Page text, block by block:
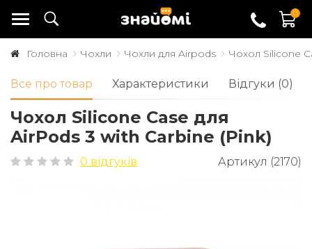
0
Головна Чохли Чохли для Airpods Чохол Silicone
Все про товар Характеристики Відгуки (0)
Чохол Silicone Case для
AirPods 3 with Carbine (Pink)
0 відгуків Артикул (2170)